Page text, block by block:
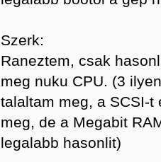
Szerk:
Raneztem, csak
meg nuku CPU. (3
talaltam meg, a SCSI-
meg, de a Megabit
legalabb hasonlit)